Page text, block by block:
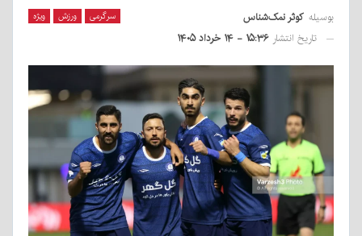
سرگرمی ورزش ویژه بوسیله کوثر نمک‌شناس
تاریخ انتشار ۱۵:۳۶ - ۱۴ خرداد ۱۴۰۵